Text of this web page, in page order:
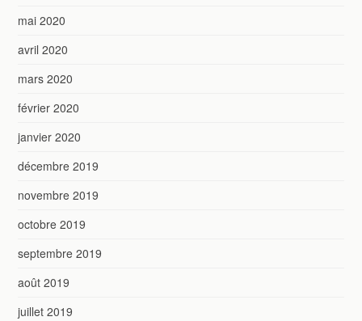
mai 2020
avril 2020
mars 2020
février 2020
janvier 2020
décembre 2019
novembre 2019
octobre 2019
septembre 2019
août 2019
juillet 2019